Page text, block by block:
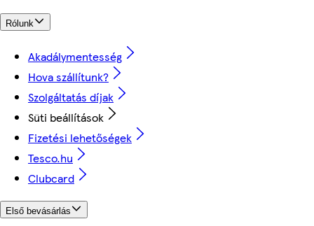
Rólunk
Akadálymentesség
Hova szállítunk?
Szolgáltatás díjak
Süti beállítások
Fizetési lehetőségek
Tesco.hu
Clubcard
Első bevásárlás